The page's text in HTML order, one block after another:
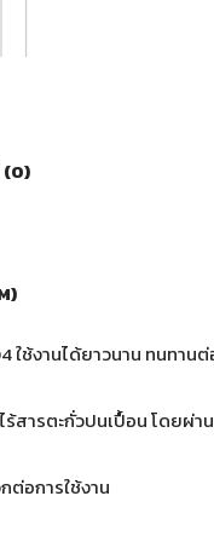
(0)
ใช้งานได้ยาวนาน ทนทาน
สารตะกั่วปนเปื้อน โดยผ่
ต่อการใช้งาน